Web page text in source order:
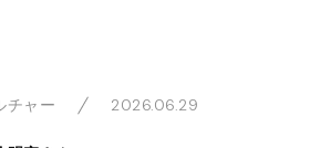
チャー 2026.06.29